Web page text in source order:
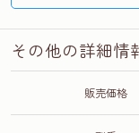
その他の詳細情
販売価格